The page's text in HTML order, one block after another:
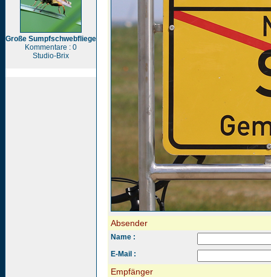
Große Sumpfschwebfliege
Kommentare : 0
Studio-Brix
Absender
Name :
E-Mail :
Empfänger